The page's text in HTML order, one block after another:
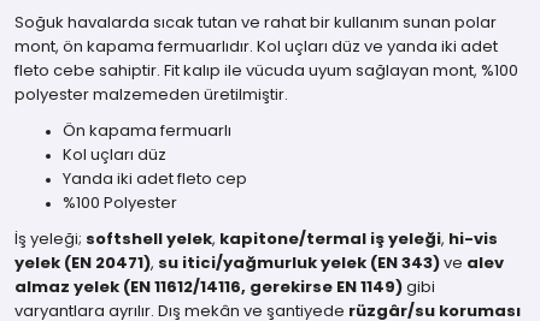
Soğuk havalarda sıcak tutan ve rahat bir kullanım sunan polar
mont, ön kapama fermuarlıdır. Kol uçları düz ve yanda iki adet
fleto cebe sahiptir. Fit kalıp ile vücuda uyum sağlayan mont, %100
polyester malzemeden üretilmiştir.
Ön kapama fermuarlı
Kol uçları düz
Yanda iki adet fleto cep
%100 Polyester
İş yeleği; softshell yelek, kapitone/termal iş yeleği, hi-vis
yelek (EN 20471), su itici/yağmurluk yelek (EN 343) ve alev
almaz yelek (EN 11612/14116, gerekirse EN 1149) gibi
varyantlara ayrılır. Dış mekân ve şantiyede rüzgâr/su koruması